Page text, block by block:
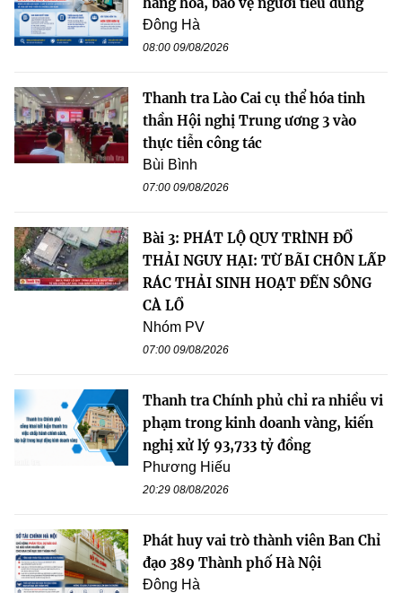
Đông Hà
08:00 09/08/2026
Thanh tra Lào Cai cụ thể hóa tinh
thần Hội nghị Trung ương 3 vào
thực tiễn công tác
Bùi Bình
07:00 09/08/2026
Bài 3: PHÁT LỘ QUY TRÌNH ĐỔ
THẢI NGUY HẠI: TỪ BÃI CHÔN LẤP
RÁC THẢI SINH HOẠT ĐẾN SÔNG
CÀ LỒ
Nhóm PV
07:00 09/08/2026
Thanh tra Chính phủ chỉ ra nhiều vi
phạm trong kinh doanh vàng, kiến
nghị xử lý 93,733 tỷ đồng
Phương Hiếu
20:29 08/08/2026
Phát huy vai trò thành viên Ban Chỉ
đạo 389 Thành phố Hà Nội
Đông Hà